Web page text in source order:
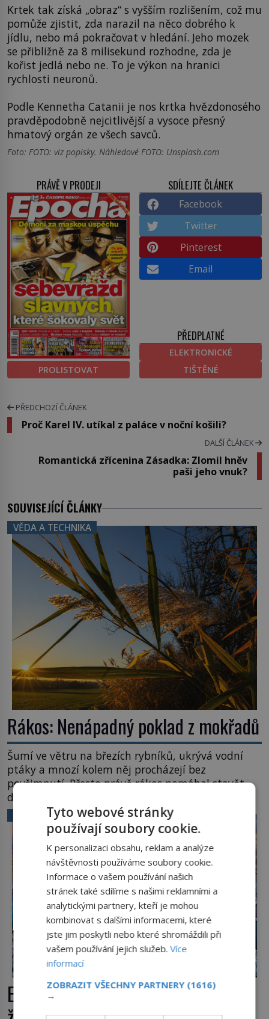
Krtek tak získá „obraz“ s vyšším rozlišením, což mu
pomůže zjistit, zda narazil na něco dobrého k
jídlu, nebo má pokračovat v hledání. Jeho mozek
se přibližně za 8 milisekund rozhodne, zda je
kořist jedlá nebo ne. To je výkon na hranici
rychlosti neuronů.
Podle Kennetha Catanii je nos krtka hvězdonosého
pravděpodobně nejcitlivější a vysoce přesný
hmatový orgán ze všech savců.
Foto: FOTO: viz popisky. Náhledové FOTO: Unsplash.com
PRÁVĚ V PRODEJI
PROLISTOVAT
SDÍLEJTE ČLÁNEK
Facebook
Twitter
Pinterest
Email
PŘEDPLATNÉ
ELEKTRONICKÉ
TIŠTĚNÉ
PŘEDCHOZÍ ČLÁNEK
Proč Karel IV. utíkal z paláce v noční košili?
DALŠÍ ČLÁNEK
Romantická zřícenina Zásadka: Zlomil hněv
paši jeho vnuk?
SOUVISEJÍCÍ ČLÁNKY
VĚDA A TECHNIKA
Rákos: Nenápadný poklad z mokřadů
Šumí ve větru na březích rybníků, ukrývá vodní
ptáky a mnozí kolem něj procházejí bez
povšimnutí. Přesto právě rákos pomáhal stavět
domy, vyrábět lodě, zapisovat první texty a
inspiroval řadu pověstí. Tato skromná, ale
užitečná rostlina provází člověka už tisíce let.
Většina lidí vnímá rákos jen jako obyčejnou kulisu
letního koupání. Stačí se však podívat […]
VĚDA A TECHNIKA
Extrémní podmínky na Zemi: Kde
Tyto webové stránky
používají soubory cookie.
K personalizaci obsahu, reklam a analýze
návštěvnosti používáme soubory cookie.
Informace o vašem používání našich
stránek také sdílíme s našimi reklamními a
analytickými partnery, kteří je mohou
kombinovat s dalšími informacemi, které
jste jim poskytli nebo které shromáždili při
vašem používání jejich služeb.Více
informací
ZOBRAZIT VŠECHNY PARTNERY (1616)
→